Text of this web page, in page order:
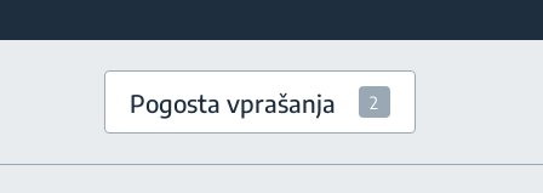
Pogosta vprašanja 2